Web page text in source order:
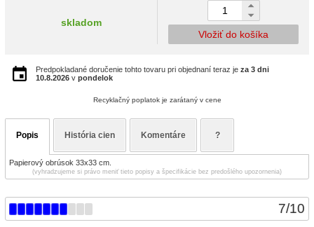
7/10
skladom
Vložiť do košíka
Predpokladané doručenie tohto tovaru pri objednaní teraz je za 3 dni
10.8.2026 v pondelok
Recyklačný poplatok je zarátaný v cene
Popis História cien Komentáre ?
Papierový obrúsok 33x33 cm.
(vyhradzujeme si právo meniť tieto popisy a špecifikácie bez predošlého upozornenia)